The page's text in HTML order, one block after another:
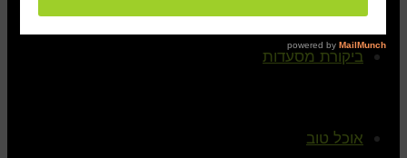
ביקורת מסעדות
אוכל טוב